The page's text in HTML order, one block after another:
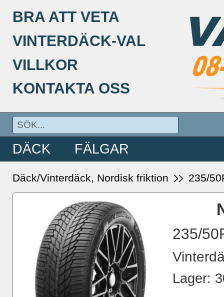
BRA ATT VETA
VINTERDÄCK-VAL
VILLKOR
KONTAKTA OSS
DÄCK FÄLGAR
Däck/Vinterdäck, Nordisk friktion 235/
235/
Lager: